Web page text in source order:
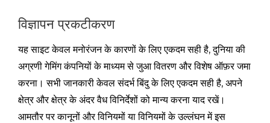
विज्ञापन प्रकटीकरण
यह साइट केवल मनोरंजन के कारणों के लिए एकदम सही है, दुनिया की
अग्रणी गेमिंग कंपनियों के माध्यम से जुआ वितरण और विशेष ऑफ़र जमा
करना। सभी जानकारी केवल संदर्भ बिंदु के लिए एकदम सही है, अपने
क्षेत्र और क्षेत्र के अंदर वैध विनिर्देशों को मान्य करना याद रखें।
आमतौर पर कानूनों और विनियमों या विनियमों के उल्लंघन में इस